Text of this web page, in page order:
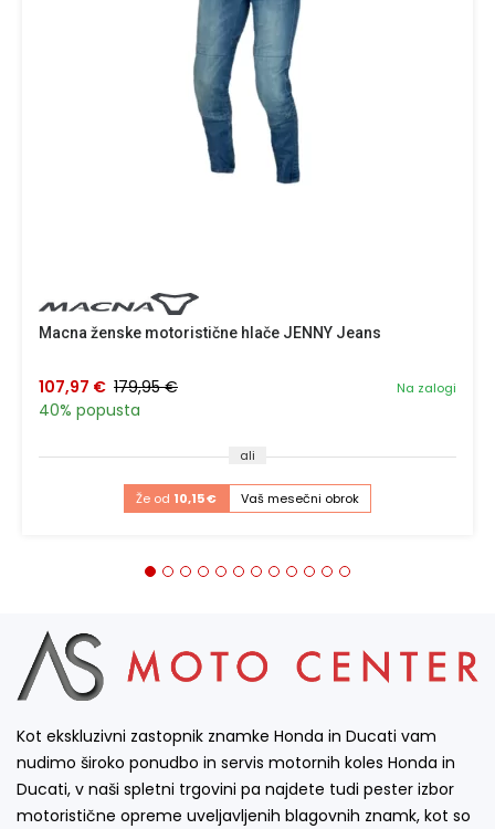
Macna ženske motoristične hlače JENNY Jeans
Na zalogi
107,97 € 179,95 €
40% popusta
ali
Že od 10,15 € Vaš mesečni obrok
Kot ekskluzivni zastopnik znamke Honda in Ducati vam
nudimo široko ponudbo in servis motornih koles Honda in
Ducati, v naši spletni trgovini pa najdete tudi pester izbor
motoristične opreme uveljavljenih blagovnih znamk, kot so